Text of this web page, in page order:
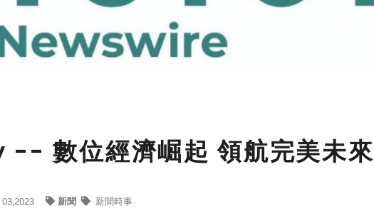
-- 數位經濟崛起 領航完美未來
03,2023 新聞 新聞時事